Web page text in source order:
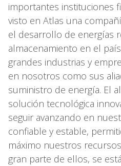
importantes instituciones
visto en Atlas una
el desarrollo de energías
almacenamiento en el
grandes industrias y
en nosotros como sus
suministro de energía. El
solución tecnológica
seguir avanzando en
confiable y estable,
máximo nuestros
gran parte de ellos, se